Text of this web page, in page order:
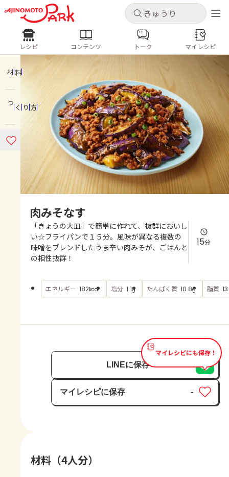
キャンセル
ログインするとレシピを保存できます
新規登録
ホーム
コンテンツ
レシピ
よくあるお問い合わせ
お買い物
AJINOMOTO PARK とは
キャンセル
レシピ コンテンツ
人気の食材・レシピ
きゅうり なす トマト
とうもろこし
ピーマン
みょうが ゴーヤ
レシピ コンテンツ トーク マイレシピ
材料
つくり方
肉みそなす
「きょうの大皿」で簡単に作れて、抜群においし
い☆フライパンで１５分。風味が異なる複数の
味噌をブレンドしたうま辛い肉みそが、ごはんと
の相性抜群！
15分
エネルギー 182kcal 塩分 1.1g たんぱく質 10.8g 脂質
マイレシピにも保存！
LINEに保存
マイレシピに保存
保存済み
-
材料（4人分）